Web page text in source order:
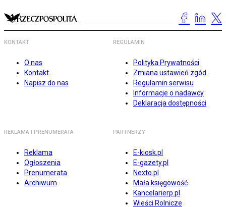
KONTAKT
O nas
Kontakt
Napisz do nas
REGULAMIN
Polityka Prywatności
Zmiana ustawień zgód
Regulamin serwisu
Informacje o nadawcy
Deklaracja dostępności
REKLAMA I PRENUMERATA
Reklama
Ogłoszenia
Prenumerata
Archiwum
PARTNERZY
E-kiosk.pl
E-gazety.pl
Nexto.pl
Mała księgowość
Kancelarierp.pl
Wieści Rolnicze